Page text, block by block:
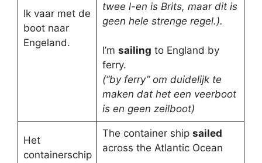
Ik vaar met de
boot naar
Engeland.
twee l-en is Brits, maar dit is
geen hele strenge regel.).
I’m sailing to England by
ferry.
(“by ferry” om duidelijk te
maken dat het een veerboot
is en geen zeilboot)
Het
containerschip
The container ship sailed
across the Atlantic Ocean